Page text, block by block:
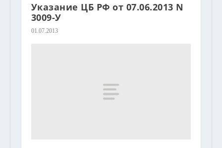
Указание ЦБ РФ от 07.06.2013 N
3009-У
01.07.2013